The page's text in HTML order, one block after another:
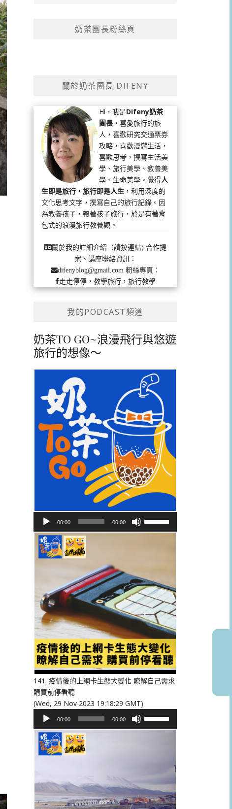
奶茶團長粉絲頁
關於奶茶團長 DIFENY
Hi，我是Difeny奶茶
團長 ，喜愛旅行的旅
人，喜歡研究交通票券
攻略，喜歡漫遊生活，
喜歡思考，撰寫生活美
學、旅行美學、教養美
學、生命美學。覺得人
生即是旅行，旅行即是人生 ，利用深度的
文化思考文字，撰寫自己的旅行記錄。因
為教養孩子，帶著孩子旅行，於是有著背
包式的浪漫旅行教養觀。
關於我的詳細介紹（請按連結) 合作提
案、講座聯絡資訊：
difenyblog@gmail.com粉絲專頁：
走走停停，教學旅行，旅行教學
我的PODCAST頻道
奶茶TO GO~浪漫飛行與悠遊
旅行的想像～
播
放
00:00 00:00
鍵
以
提
高
或
降
低
音
量。
141. 疫情後的上網卡生態大變化 瞭解自己需求
購買前停看聽
(Wed, 29 Nov 2023 19:18:29 GMT)
播
放
00:00 00:00
以
提